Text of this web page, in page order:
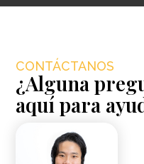
CONTÁCTANOS
¿Alguna
aquí para